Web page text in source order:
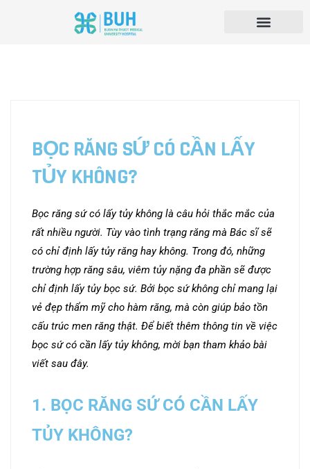
BỌC RĂNG SỨ CÓ CẦN LẤY
TỦY KHÔNG?
Bọc răng sứ có lấy tủy không là câu hỏi thắc mắc của
rất nhiều người. Tùy vào tình trạng răng mà Bác sĩ sẽ
có chỉ định lấy tủy răng hay không. Trong đó, những
trường hợp răng sâu, viêm tủy nặng đa phần sẽ được
chỉ định lấy tủy bọc sứ. Bởi bọc sứ không chỉ mang lại
vẻ đẹp thẩm mỹ cho hàm răng, mà còn giúp bảo tồn
cấu trúc men răng thật. Để biết thêm thông tin về việc
bọc sứ có cần lấy tủy không, mời bạn tham khảo bài
viết sau đây.
1. BỌC RĂNG SỨ CÓ CẦN LẤY
TỦY KHÔNG?